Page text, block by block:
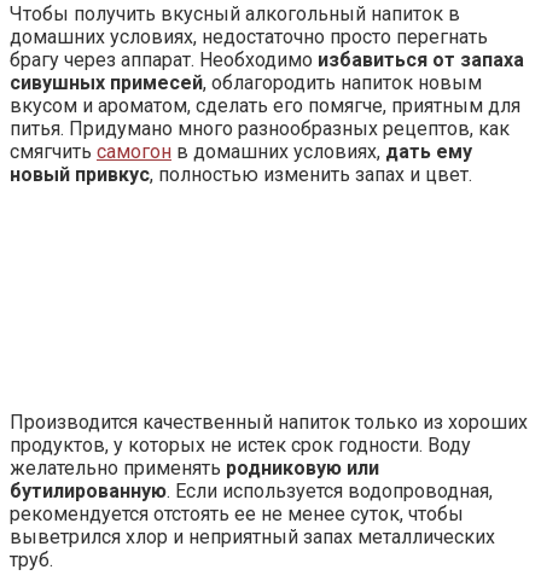
Чтобы получить вкусный алкогольный напиток в
домашних условиях, недостаточно просто перегнать
брагу через аппарат. Необходимо избавиться от запаха
сивушных примесей, облагородить напиток новым
вкусом и ароматом, сделать его помягче, приятным для
питья. Придумано много разнообразных рецептов, как
смягчить самогон в домашних условиях, дать ему
новый привкус, полностью изменить запах и цвет.
Производится качественный напиток только из хороших
продуктов, у которых не истек срок годности. Воду
желательно применять родниковую или
бутилированную. Если используется водопроводная,
рекомендуется отстоять ее не менее суток, чтобы
выветрился хлор и неприятный запах металлических
труб.